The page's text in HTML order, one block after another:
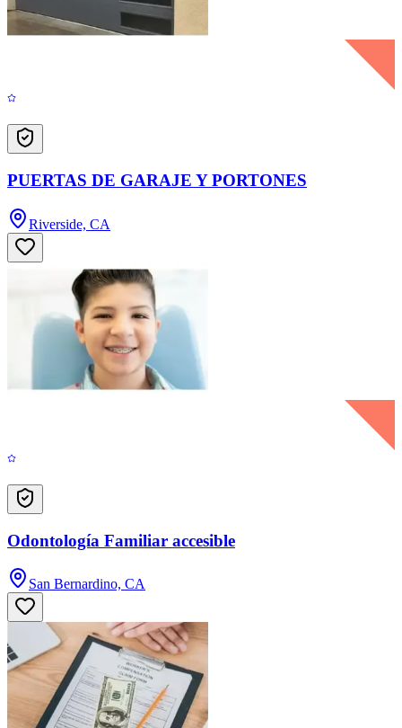
PUERTAS DE GARAJE Y PORTONES
Riverside, CA
Odontología Familiar accesible
San Bernardino, CA